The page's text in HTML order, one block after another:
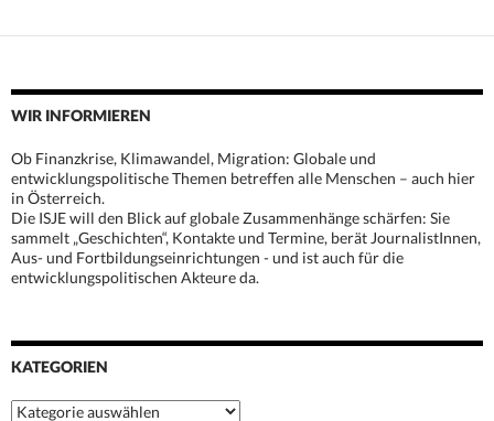
WIR INFORMIEREN
Ob Finanzkrise, Klimawandel, Migration: Globale und
entwicklungspolitische Themen betreffen alle Menschen – auch hier
in Österreich.
Die ISJE will den Blick auf globale Zusammenhänge schärfen: Sie
sammelt „Geschichten“, Kontakte und Termine, berät JournalistInnen,
Aus- und Fortbildungseinrichtungen - und ist auch für die
entwicklungspolitischen Akteure da.
KATEGORIEN
Kategorien